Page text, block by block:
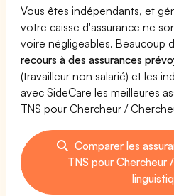
Vous êtes indépendants, et
votre caisse d'assurance ne
voire négligeables. Beaucoup
recours à des assurances
(travailleur non salarié) et les
avec SideCare les meilleures
TNS pour Chercheur /
Comparer les
TNS pour Chercheur